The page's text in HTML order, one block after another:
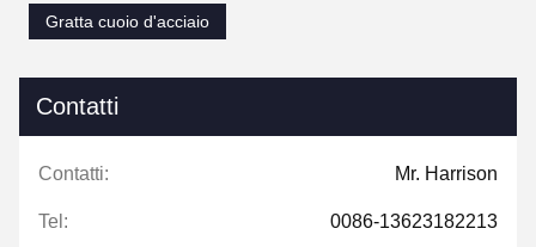
Gratta cuoio d'acciaio
Contatti
Contatti: Mr. Harrison
Tel: 0086-13623182213